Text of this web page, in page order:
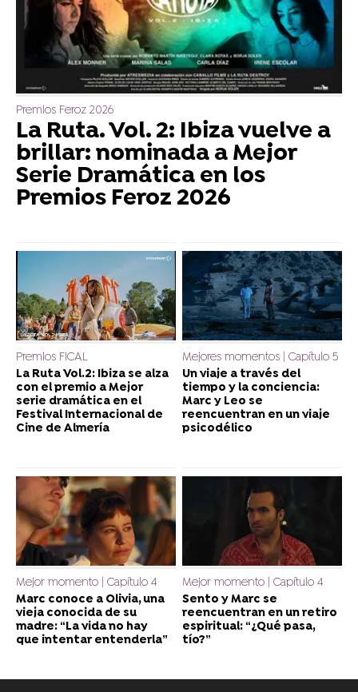
Premios Feroz 2026
La Ruta. Vol. 2: Ibiza vuelve a
brillar: nominada a Mejor
Serie Dramática en los
Premios Feroz 2026
Premios FICAL
La Ruta Vol.2: Ibiza se alza
con el premio a Mejor
serie dramática en el
Festival Internacional de
Cine de Almería
Mejores momentos | Capítulo 5
Un viaje a través del
tiempo y la conciencia:
Marc y Leo se
reencuentran en un viaje
psicodélico
Mejor momento | Capítulo 4
Marc conoce a Olivia, una
vieja conocida de su
madre: “La vida no hay
que intentar entenderla”
Mejor momento | Capítulo 4
Sento y Marc se
reencuentran en un retiro
espiritual: “¿Qué pasa,
tío?”